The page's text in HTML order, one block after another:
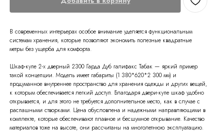
В современных интерьерах особое внимание уделяется функциональным
системам хранения, которые позволяют экономить полезные квадратные
метры без ущерба для комфорта.
Шкаф-купе 2-х дверный 2300 Гарда Дуб галифакс Табак — яркий пример
такой концепции. Модель имеет габариты (1 380*620*2 300 мм) и
продуманное внутреннее пространство для хранения одежды и других вещей,
к которым обеспечивается легкий доступ. Благодаря двери-купе шкаф удобно
открывается, и для этого не требуется дополнительное место, как в случае с
распашными створками. Цена обусловлена и надежными направляющими в
комплекте, которые обеспечивают плавное и бесшумное открывание. Качество
материалов тоже на высоте, они рассчитаны на многолетнюю эксплуатацию.